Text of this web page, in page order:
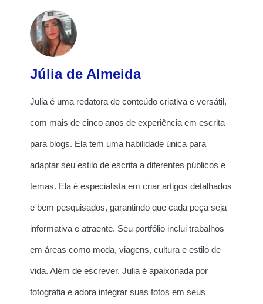
Júlia de Almeida
Julia é uma redatora de conteúdo criativa e versátil,
com mais de cinco anos de experiência em escrita
para blogs. Ela tem uma habilidade única para
adaptar seu estilo de escrita a diferentes públicos e
temas. Ela é especialista em criar artigos detalhados
e bem pesquisados, garantindo que cada peça seja
informativa e atraente. Seu portfólio inclui trabalhos
em áreas como moda, viagens, cultura e estilo de
vida. Além de escrever, Julia é apaixonada por
fotografia e adora integrar suas fotos em seus